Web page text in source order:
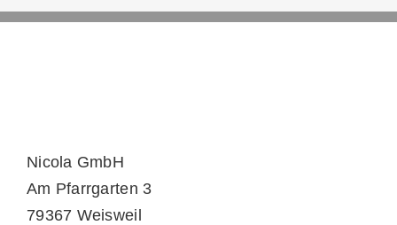
Nicola GmbH
Am Pfarrgarten 3
79367 Weisweil